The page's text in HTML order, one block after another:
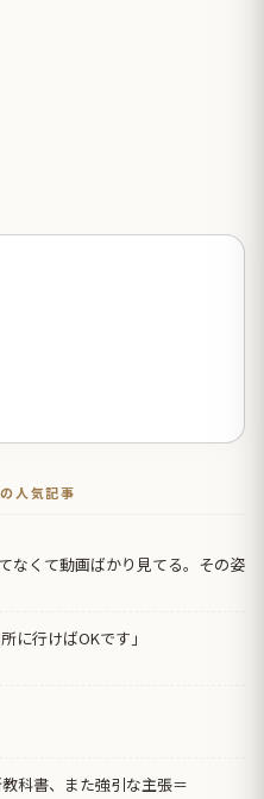
人気記事
なくて動画ばかり見てる。その姿
に行けばOKです」
科書、また強引な主張＝